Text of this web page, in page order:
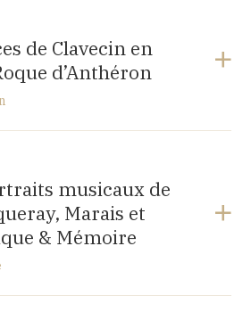
de Clavecin en
d’Anthéron
Silvacanemusicaux de
Marais et
& Mémoire